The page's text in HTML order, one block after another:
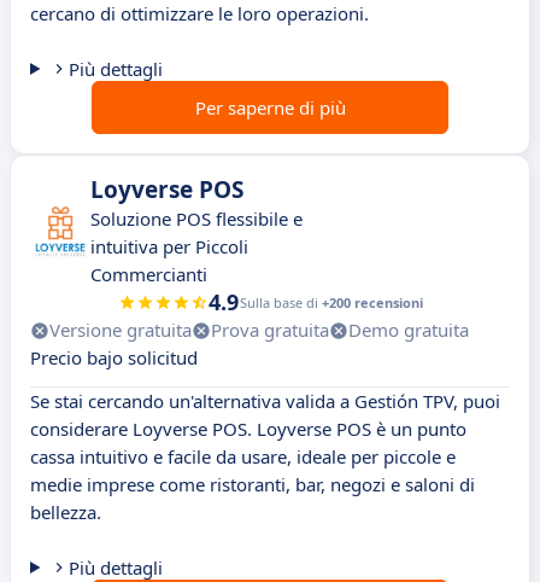
cercano di ottimizzare le loro operazioni.
Più dettagli
Per saperne di più
Loyverse POS
Soluzione POS flessibile e
intuitiva per Piccoli
Commercianti
4.9Sulla base di +200 recensioni
Versione gratuita Prova gratuita
Demo gratuita
Precio bajo solicitud
Se stai cercando un'alternativa valida a Gestión TPV, puoi
considerare Loyverse POS. Loyverse POS è un punto
cassa intuitivo e facile da usare, ideale per piccole e
medie imprese come ristoranti, bar, negozi e saloni di
bellezza.
Più dettagli